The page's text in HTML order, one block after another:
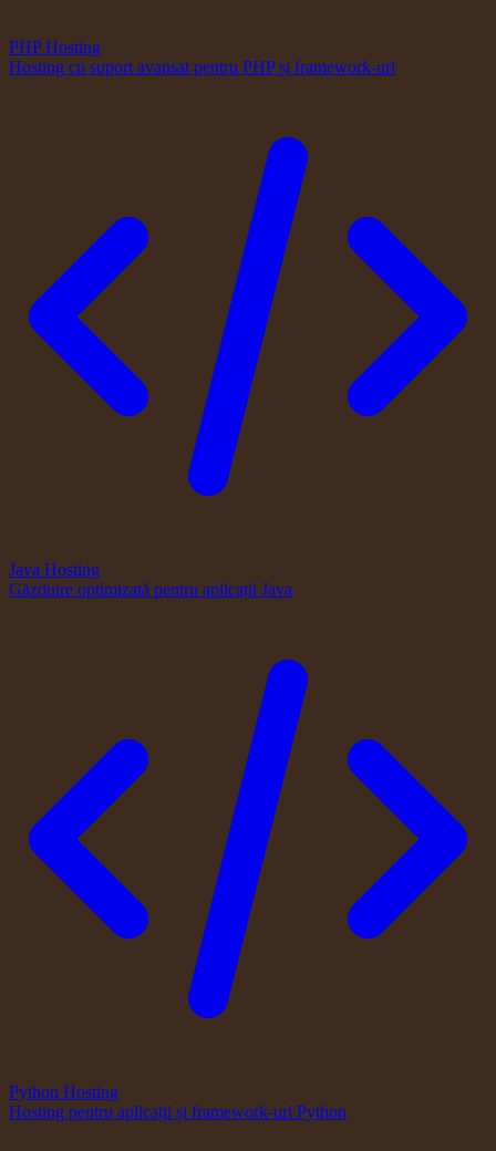
PHP Hosting
Hosting cu suport avansat pentru PHP și framework-uri
Java Hosting
Găzduire optimizată pentru aplicații Java
Python Hosting
Hosting pentru aplicații și framework-uri Python